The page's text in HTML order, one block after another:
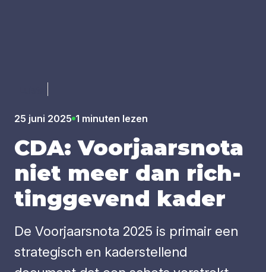
25 juni 2025 1 minuten lezen
CDA: Voor­jaars­no­ta
niet meer dan rich­
ting­ge­vend kader
De Voorjaarsnota 2025 is primair een
strategisch en kaderstellend